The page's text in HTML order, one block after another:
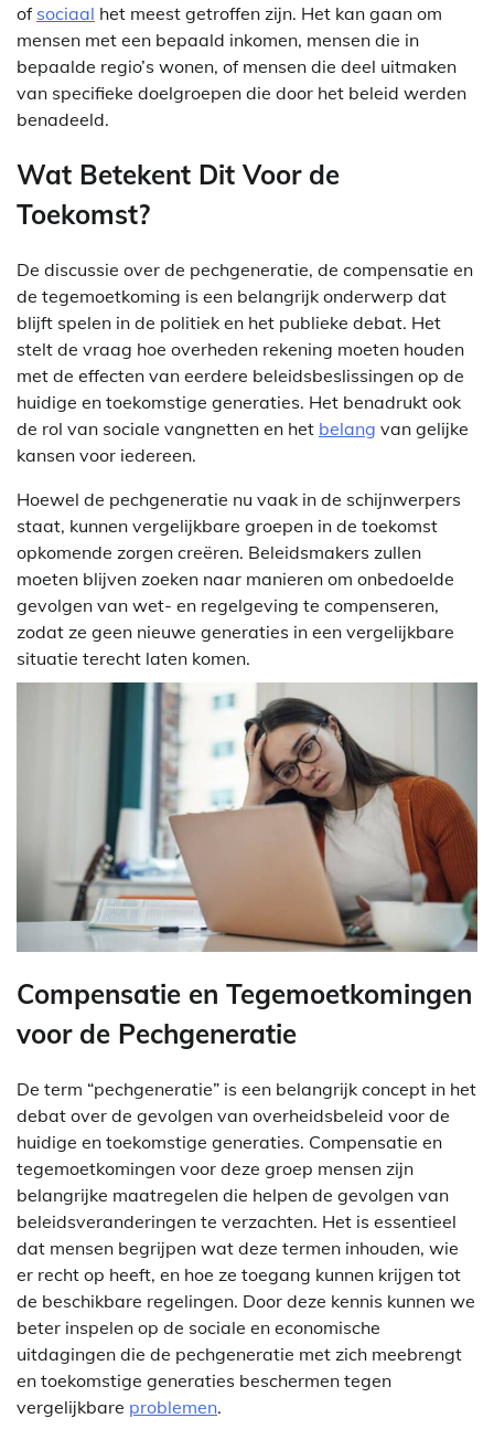
of sociaal het meest getroffen zijn. Het kan gaan om
mensen met een bepaald inkomen, mensen die in
bepaalde regio’s wonen, of mensen die deel uitmaken
van specifieke doelgroepen die door het beleid werden
benadeeld.
Wat Betekent Dit Voor de
Toekomst?
De discussie over de pechgeneratie, de compensatie en
de tegemoetkoming is een belangrijk onderwerp dat
blijft spelen in de politiek en het publieke debat. Het
stelt de vraag hoe overheden rekening moeten houden
met de effecten van eerdere beleidsbeslissingen op de
huidige en toekomstige generaties. Het benadrukt ook
de rol van sociale vangnetten en het belang van gelijke
kansen voor iedereen.
Hoewel de pechgeneratie nu vaak in de schijnwerpers
staat, kunnen vergelijkbare groepen in de toekomst
opkomende zorgen creëren. Beleidsmakers zullen
moeten blijven zoeken naar manieren om onbedoelde
gevolgen van wet- en regelgeving te compenseren,
zodat ze geen nieuwe generaties in een vergelijkbare
situatie terecht laten komen.
Compensatie en Tegemoetkomingen
voor de Pechgeneratie
De term “pechgeneratie” is een belangrijk concept in het
debat over de gevolgen van overheidsbeleid voor de
huidige en toekomstige generaties. Compensatie en
tegemoetkomingen voor deze groep mensen zijn
belangrijke maatregelen die helpen de gevolgen van
beleidsveranderingen te verzachten. Het is essentieel
dat mensen begrijpen wat deze termen inhouden, wie
er recht op heeft, en hoe ze toegang kunnen krijgen tot
de beschikbare regelingen. Door deze kennis kunnen we
beter inspelen op de sociale en economische
uitdagingen die de pechgeneratie met zich meebrengt
en toekomstige generaties beschermen tegen
vergelijkbare problemen.